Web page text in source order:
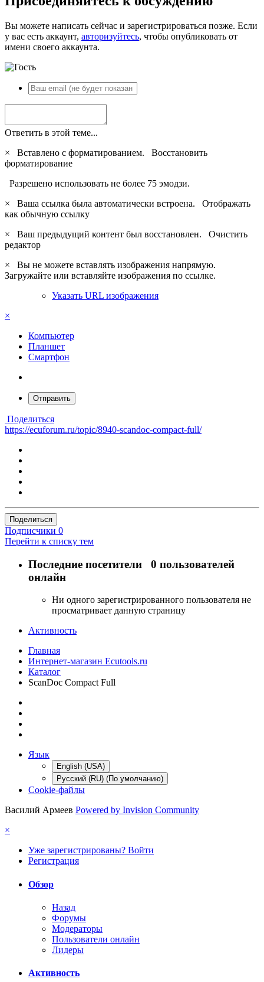
Вы можете написать сейчас и зарегистрироваться позже. Если
у вас есть аккаунт, авторизуйтесь, чтобы опубликовать от
имени своего аккаунта.
Ответить в этой теме...
×
Вставлено с форматированием. Восстановить
форматирование
Разрешено использовать не более 75 эмодзи.
×
Ваша ссылка была автоматически встроена. Отображать
как обычную ссылку
×
Ваш предыдущий контент был восстановлен. Очистить
редактор
×
Вы не можете вставлять изображения напрямую.
Загружайте или вставляйте изображения по ссылке.
Указать URL изображения
×
Компьютер
Планшет
Смартфон
Отправить
Поделиться
https://ecuforum.ru/topic/8940-scandoc-compact-full/
Поделиться
Подписчики 0
Перейти к списку тем
Последние посетители 0 пользователей
онлайн
Ни одного зарегистрированного пользователя не
просматривает данную страницу
Активность
Главная
Интернет-магазин Ecutools.ru
Каталог
ScanDoc Compact Full
Язык
English (USA)
Русский (RU) (По умолчанию)
Cookie-файлы
Василий Армеев Powered by Invision Community
×
Уже зарегистрированы? Войти
Регистрация
Обзор
Назад
Форумы
Модераторы
Пользователи онлайн
Лидеры
Активность